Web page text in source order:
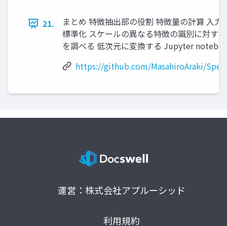
21.
まとめ 特徴抽出部の役割 特徴量の計算 入
標準化 スケールの異なる特徴の識別に対す
を調べる 低次元に変換する Jupyter
https://github.com/MasahiroAraki/
運営：株式会社アプルーシッド
利用規約